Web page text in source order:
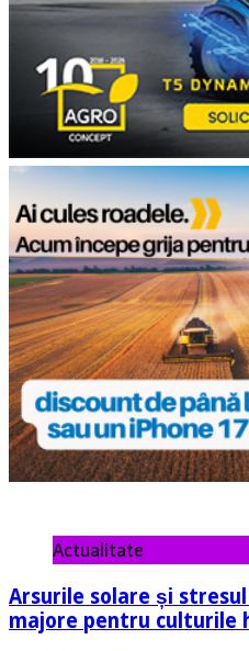
Actualitate
Arsurile solare și
majore pentru culturile